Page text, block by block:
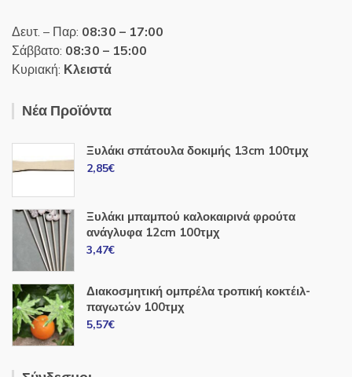
Δευτ. – Παρ: 08:30 – 17:00
Σάββατο: 08:30 – 15:00
Κυριακή: Κλειστά
Νέα Προϊόντα
Ξυλάκι σπάτουλα δοκιμής 13cm 100τμχ
2,85€
Ξυλάκι μπαμπού καλοκαιρινά φρούτα
ανάγλυφα 12cm 100τμχ
3,47€
Διακοσμητική ομπρέλα τροπική κοκτέιλ-
παγωτών 100τμχ
5,57€